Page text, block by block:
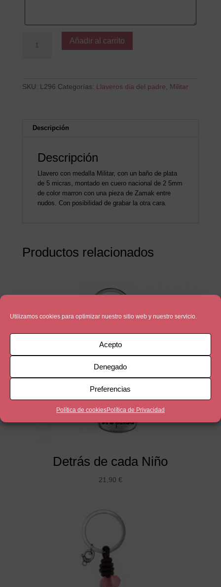
Utilizamos cookies para optimizar nuestro sitio web y nuestro servicio.
Acepto
Denegado
Preferencias
Política de cookiesPolítica de Privacidad
cantidad
Añadir al carrito
SKU: L296 Categorías: Llaveros dia del padre, Militar
Descripción
Descripción
Llavero con medalla Militar, con un baño de plata
de 5 micras, montado en cuero nacional de 2 5mm
de color marron con una pieza de Zamak entre
nudos. Con posibilidad de grabar la otra cara.
Productos relacionados
Detrás de cada Niño
21,90 €